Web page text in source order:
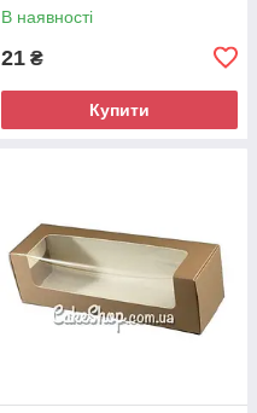
В наявності
21 ₴
Купити